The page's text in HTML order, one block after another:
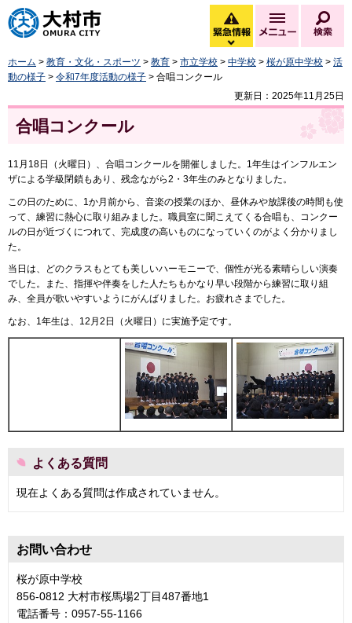
大村市
緊急情報
緊急情報を開く
メニュー
ホーム > 教育・文化・スポーツ > 教育 > 市立学校 > 中学校 > 桜が原中学校 > 活
動の様子 > 令和7年度活動の様子 > 合唱コンクール
更新日：2025年11月25日
合唱コンクール
11月18日（火曜日）、合唱コンクールを開催しました。1年生はインフルエン
ザによる学級閉鎖もあり、残念ながら2・3年生のみとなりました。
この日のために、1か月前から、音楽の授業のほか、昼休みや放課後の時間も使
って、練習に熱心に取り組みました。職員室に聞こえてくる合唱も、コンクー
ルの日が近づくにつれて、完成度の高いものになっていくのがよく分かりまし
た。
当日は、どのクラスもとても美しいハーモニーで、個性が光る素晴らしい演奏
でした。また、指揮や伴奏をした人たちもかなり早い段階から練習に取り組
み、全員が歌いやすいようにがんばりました。お疲れさまでした。
なお、1年生は、12月2日（火曜日）に実施予定です。
よくある質問
現在よくある質問は作成されていません。
お問い合わせ
桜が原中学校
856-0812 大村市桜馬場2丁目487番地1
電話番号：0957-55-1166